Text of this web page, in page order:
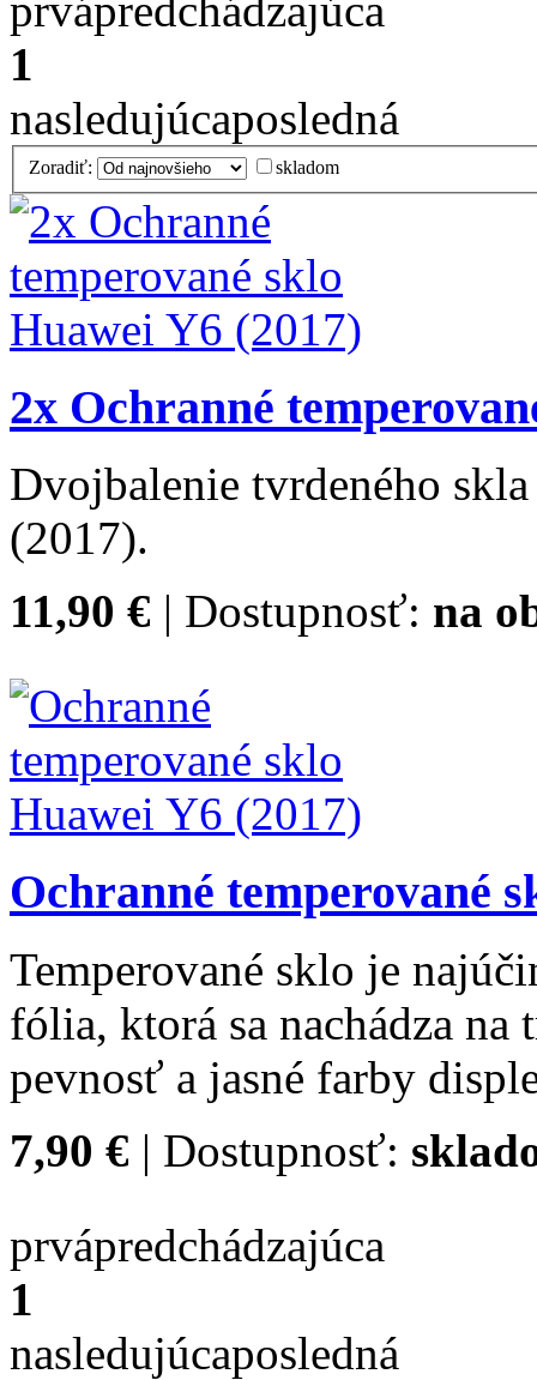
prvápredchádzajúca
1
nasledujúcaposledná
Zoradiť: skladom
2x Ochranné
Dvojbalenie tvrdeného
(2017).
11,90 € | Dostupnosť: na
Ochranné temperované
Temperované sklo je
fólia, ktorá sa nachádza
pevnosť a jasné farby
7,90 € | Dostupnosť:
prvápredchádzajúca
1
nasledujúcaposledná